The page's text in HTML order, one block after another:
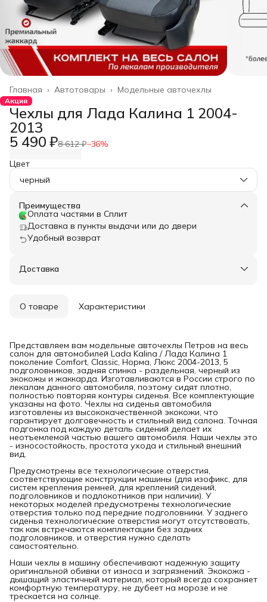
Модельные авточехлы
Автотовары ›
Главная ›
Акция
Чехлы для Лада Калина 1 2004-
2013
5 490 ₽8 612 ₽−36%
Цвет
черный
Преимущества
Оплата частями в Сплит
Доставка в пункты выдачи или до двери
Удобный возврат
Доставка
О товаре Характеристики
Представляем вам модельные авточехлы Петров на весь
салон для автомобилей Lada Kalina / Лада Калина 1
поколение Comfort, Classic, Норма, Люкс 2004-2013, 5
подголовников, задняя спинка - раздельная, черный из
экокожы и жаккарда. Изготавливаются в России строго по
лекалам данного автомобиля, поэтому сидят плотно,
полностью повторяя контуры сиденья. Все комплектующие
указаны на фото. Чехлы на сиденья автомобиля
изготовлены из высококачественной экокожи, что
гарантирует долговечность и стильный вид салона. Точная
подгонка под каждую деталь сидений делает их
неотъемлемой частью вашего автомобиля. Наши чехлы это
- износостойкость, простота ухода и стильный внешний
вид.
Предусмотрены все технологические отверстия,
соответствующие конструкции машины (для изофикс, для
систем крепления ремней, для креплений сидений,
подголовников и подлокотников при наличии). У
некоторых моделей предусмотрены технологические
отверстия только под передние подголовники. У заднего
сиденья технологические отверстия могут отсутствовать,
так как встречаются комплектации без задних
подголовников, и отверстия нужно сделать
самостоятельно.
Наши чехлы в машину обеспечивают надежную защиту
оригинальной обивки от износа и загрязнений. Экокожа -
дышащий эластичный материал, который всегда сохраняет
комфортную температуру, не дубеет на морозе и не
трескается на солнце.